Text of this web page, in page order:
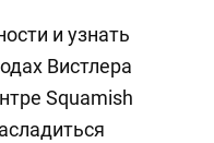
и узнать
Вистлера
Squamish